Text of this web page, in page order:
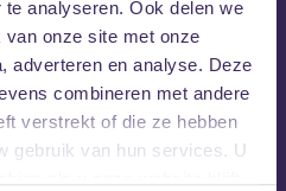
analyseren. Ook delen we
onze site met onze
adverteren en analyse. Deze
combineren met andere
verstrekt of die ze hebben
gebruik van hun services. U
doel af. In 2022 zal Mickie’s